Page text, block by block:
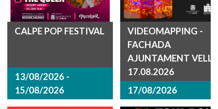
CALPE POP FESTIVAL
13/08/2026 -
15/08/2026
VIDEOMAPPING -
FACHADA
AJUNTAMENT VELL
17.08.2026
17/08/2026